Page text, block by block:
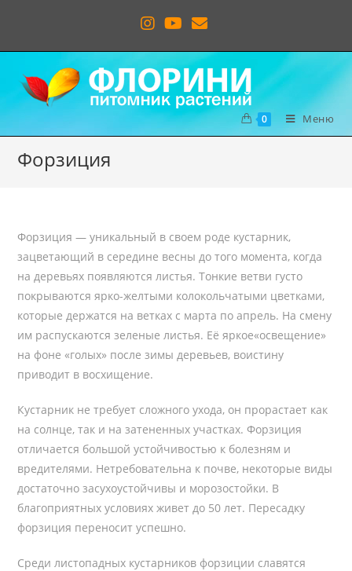
0 Меню
Форзиция
Форзиция — уникальный в своем роде кустарник,
зацветающий в середине весны до того момента, когда
на деревьях появляются листья. Тонкие ветви густо
покрываются ярко-желтыми колокольчатыми цветками,
которые держатся на ветках с марта по апрель. На смену
им распускаются зеленые листья. Её яркое«освещение»
на фоне «голых» после зимы деревьев, воистину
приводит в восхищение.
Кустарник не требует сложного ухода, он прорастает как
на солнце, так и на затененных участках. Форзиция
отличается большой устойчивостью к болезням и
вредителями. Нетребовательна к почве, некоторые виды
достаточно засухоустойчивы и морозостойки. В
благоприятных условиях живет до 50 лет. Пересадку
форзиция переносит успешно.
Среди листопадных кустарников форзиции славятся